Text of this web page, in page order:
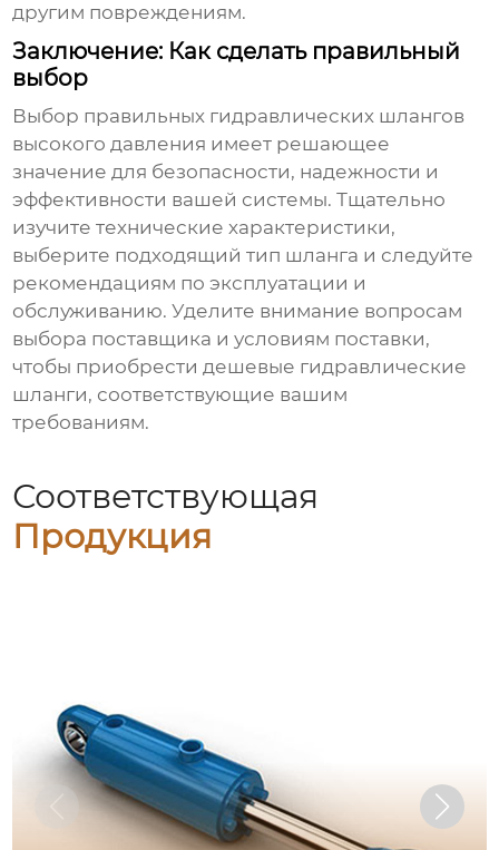
другим повреждениям.
Заключение: Как сделать правильный
выбор
Выбор правильных гидравлических шлангов
высокого давления имеет решающее
значение для безопасности, надежности и
эффективности вашей системы. Тщательно
изучите технические характеристики,
выберите подходящий тип шланга и следуйте
рекомендациям по эксплуатации и
обслуживанию. Уделите внимание вопросам
выбора поставщика и условиям поставки,
чтобы приобрестидешевые гидравлические
шланги, соответствующие вашим
требованиям.
Соответствующая
Продукция